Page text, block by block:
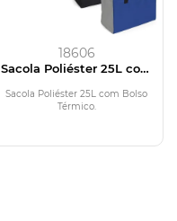
18606
Sacola Poliéster 25L com
Sacola Poliéster 25L com Bolso
Térmico.